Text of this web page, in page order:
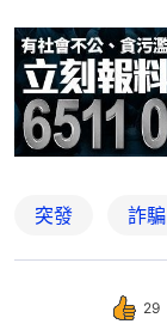
突發 詐騙
29